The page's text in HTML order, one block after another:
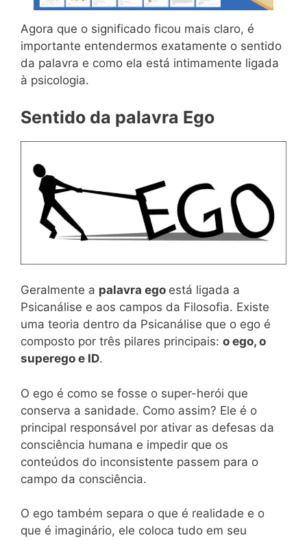
Agora que o significado ficou mais claro, é
importante entendermos exatamente o sentido
da palavra e como ela está intimamente ligada
à psicologia.
Sentido da palavra Ego
Geralmente a palavra ego está ligada a
Psicanálise e aos campos da Filosofia. Existe
uma teoria dentro da Psicanálise que o ego é
composto por três pilares principais: o ego, o
superego e ID.
O ego é como se fosse o super-herói que
conserva a sanidade. Como assim? Ele é o
principal responsável por ativar as defesas da
consciência humana e impedir que os
conteúdos do inconsistente passem para o
campo da consciência.
O ego também separa o que é realidade e o
que é imaginário, ele coloca tudo em seu